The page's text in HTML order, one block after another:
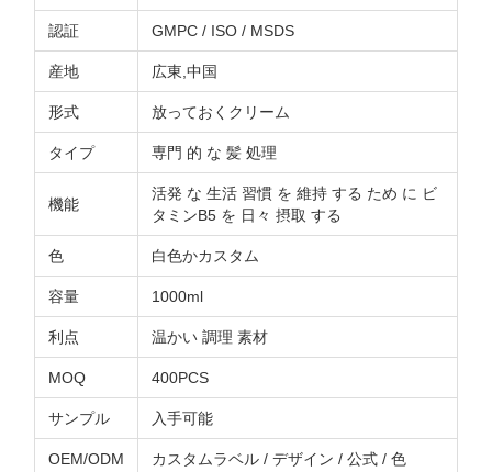
認証 GMPC / ISO / MSDS
産地 広東,中国
形式 放っておくクリーム
タイプ 専門 的 な 髪 処理
機能
活発 な 生活 習慣 を 維持 する ため に ビ
タミンB5 を 日々 摂取 する
色 白色かカスタム
容量 1000ml
利点 温かい 調理 素材
MOQ 400PCS
サンプル 入手可能
OEM/ODM カスタムラベル / デザイン / 公式 / 色